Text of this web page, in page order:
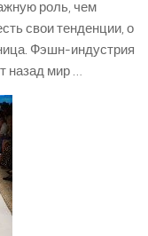
роль, чем
свои тенденции, о
Фэшн-индустрия
назад мир …